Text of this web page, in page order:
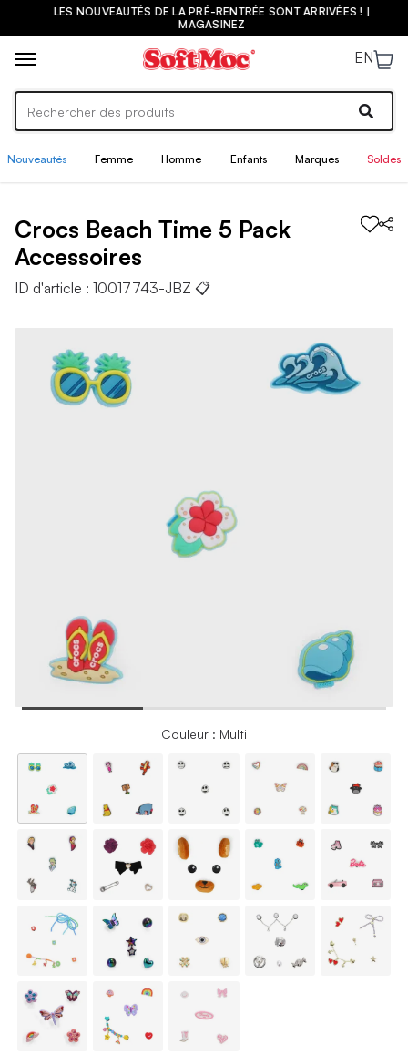
LES NOUVEAUTÉS DE LA PRÉ-RENTRÉE SONT ARRIVÉES ! |
MAGASINEZ
EN
Nouveautés Femme Homme Enfants Marques Soldes
Crocs Beach Time 5 Pack
Accessoires
ID d'article : 10017743-JBZ 📋
Couleur : Multi